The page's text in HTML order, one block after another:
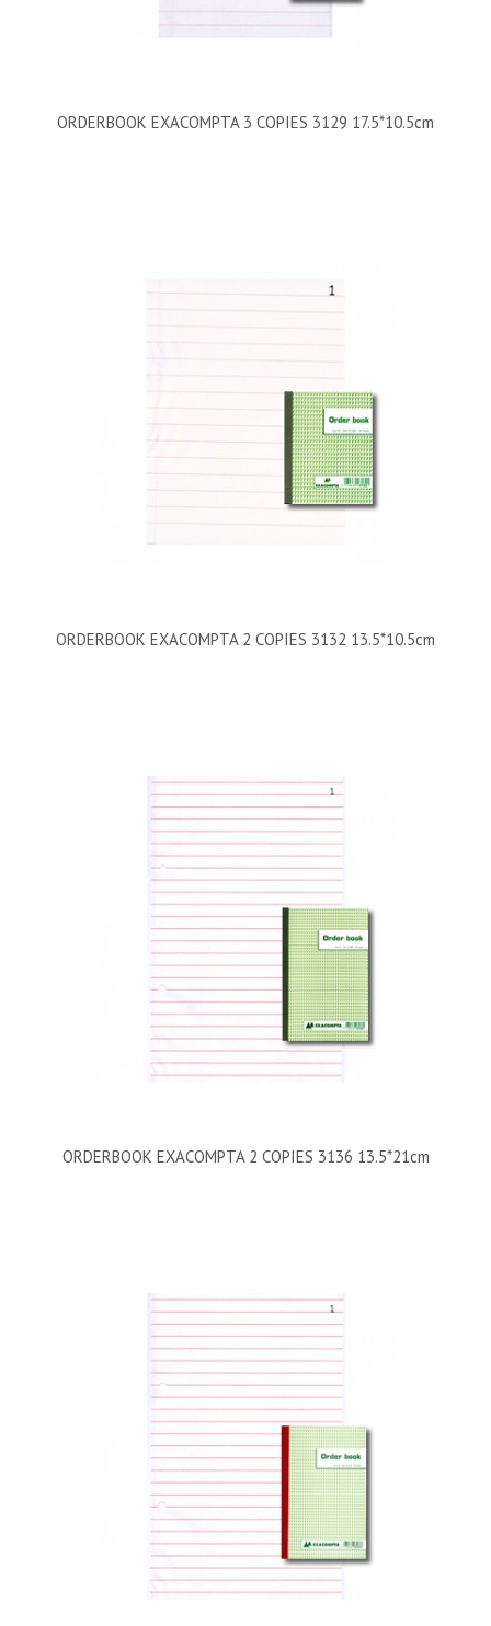
ORDERBOOK EXACOMPTA 3 COPIES 3129 17.5*10.5cm
ORDERBOOK EXACOMPTA 2 COPIES 3132 13.5*10.5cm
ORDERBOOK EXACOMPTA 2 COPIES 3136 13.5*21cm